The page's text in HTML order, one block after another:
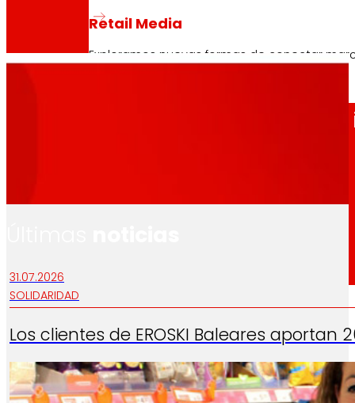
Retail Media
Exploramos nuevas formas de conectar
ES EU CA
Acceder al canal de información
comprometidos con
31.07.2026
SOLIDARIDAD
Los clientes de EROSKI Baleares aportan